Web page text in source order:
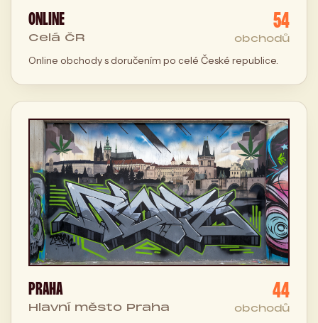
ONLINE
Celá ČR
54
obchodů
Online obchody s doručením po celé České republice.
PRAHA
Hlavní město Praha
44
obchodů